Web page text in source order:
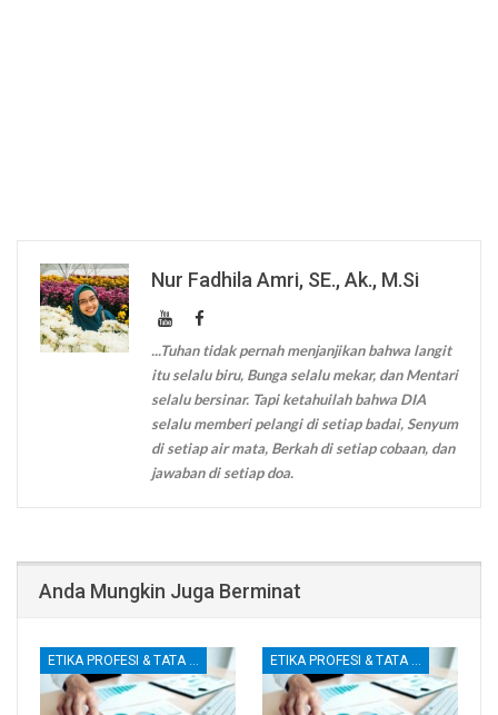
Nur Fadhila Amri, SE., Ak., M.Si
...Tuhan tidak pernah menjanjikan bahwa langit
itu selalu biru, Bunga selalu mekar, dan Mentari
selalu bersinar. Tapi ketahuilah bahwa DIA
selalu memberi pelangi di setiap badai, Senyum
di setiap air mata, Berkah di setiap cobaan, dan
jawaban di setiap doa.
Anda Mungkin Juga Berminat
ETIKA PROFESI & TATA KELOLA KORPORAT ETIKA PROFESI & TATA KELOLA KORPORAT